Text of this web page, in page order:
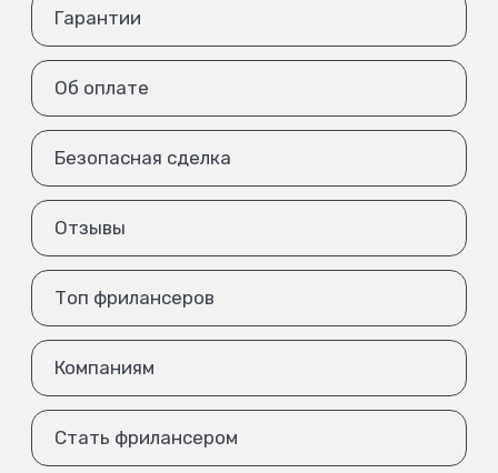
Гарантии
Об оплате
Безопасная сделка
Отзывы
Топ фрилансеров
Компаниям
Стать фрилансером